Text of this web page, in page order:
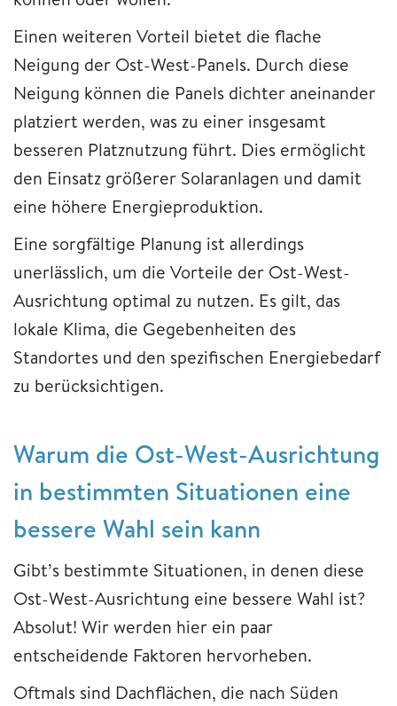
Einen weiteren Vorteil bietet die flache
Neigung der Ost-West-Panels. Durch diese
Neigung können die Panels dichter aneinander
platziert werden, was zu einer insgesamt
besseren Platznutzung führt. Dies ermöglicht
den Einsatz größerer Solaranlagen und damit
eine höhere Energieproduktion.
Eine sorgfältige Planung ist allerdings
unerlässlich, um die Vorteile der Ost-West-
Ausrichtung optimal zu nutzen. Es gilt, das
lokale Klima, die Gegebenheiten des
Standortes und den spezifischen Energiebedarf
zu berücksichtigen.
Warum die Ost-West-Ausrichtung
in bestimmten Situationen eine
bessere Wahl sein kann
Gibt’s bestimmte Situationen, in denen diese
Ost-West-Ausrichtung eine bessere Wahl ist?
Absolut! Wir werden hier ein paar
entscheidende Faktoren hervorheben.
Oftmals sind Dachflächen, die nach Süden